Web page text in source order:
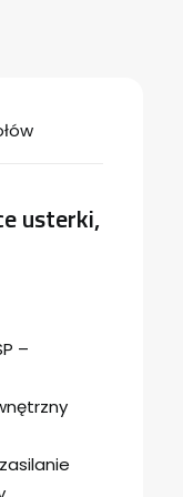
usterki,
–